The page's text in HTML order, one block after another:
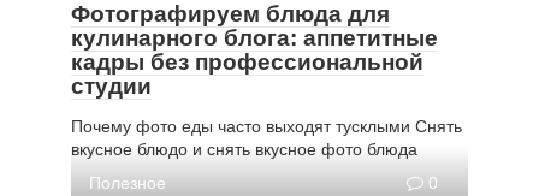
Фотографируем блюда для
кулинарного блога: аппетитные
кадры без профессиональной
студии
Почему фото еды часто выходят тусклыми Снять
вкусное блюдо и снять вкусное фото блюда
Полезное
0